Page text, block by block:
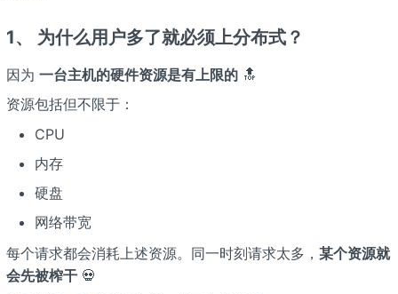
1、 为什么用户多了就必须上分布式？
因为 一台主机的硬件资源是有上限的🔝
资源包括但不限于：
CPU
内存
硬盘
网络带宽
每个请求都会消耗上述资源。同一时刻请求太多， 某个资源就
会先被榨干💀